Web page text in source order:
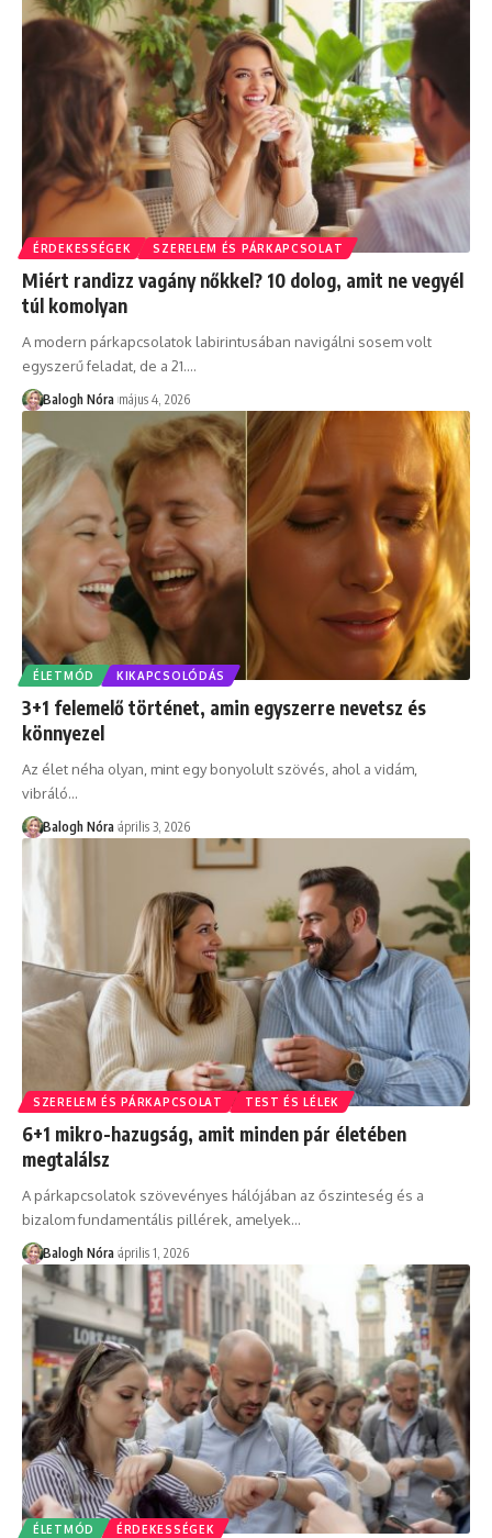
ÉRDEKESSÉGEK SZERELEM ÉS PÁRKAPCSOLAT
Miért randizz vagány nőkkel? 10 dolog, amit ne vegyél
túl komolyan
A modern párkapcsolatok labirintusában navigálni sosem volt
egyszerű feladat, de a 21.…
Balogh Nóra május 4, 2026
ÉLETMÓD KIKAPCSOLÓDÁS
3+1 felemelő történet, amin egyszerre nevetsz és
könnyezel
Az élet néha olyan, mint egy bonyolult szövés, ahol a vidám,
vibráló…
Balogh Nóra április 3, 2026
SZERELEM ÉS PÁRKAPCSOLAT TEST ÉS LÉLEK
6+1 mikro-hazugság, amit minden pár életében
megtalálsz
A párkapcsolatok szövevényes hálójában az őszinteség és a
bizalom fundamentális pillérek, amelyek…
Balogh Nóra április 1, 2026
ÉLETMÓD ÉRDEKESSÉGEK